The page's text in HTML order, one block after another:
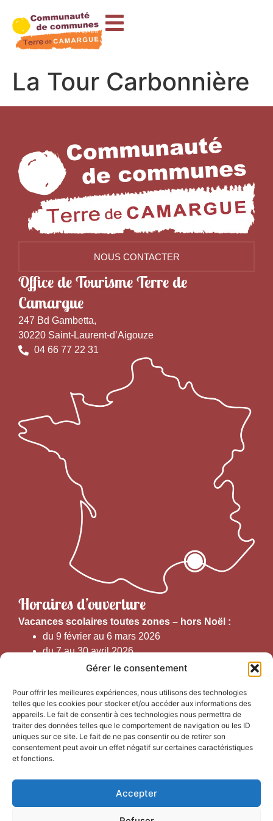
Gérer le consentement
Pour offrir les meilleures expériences, nous utilisons des technologies
telles que les cookies pour stocker et/ou accéder aux informations des
appareils. Le fait de consentir à ces technologies nous permettra de
traiter des données telles que le comportement de navigation ou les ID
uniques sur ce site. Le fait de ne pas consentir ou de retirer son
consentement peut avoir un effet négatif sur certaines caractéristiques
et fonctions.
Accepter
principal
La Tour Carbonnière
NOUS CONTACTER
Office de Tourisme Terre de
Camargue
247 Bd Gambetta,
30220 Saint-Laurent-d’Aigouze
04 66 77 22 31
Horaires d’ouverture
Vacances scolaires toutes zones – hors Noël :
du 9 février au 6 mars 2026
du 7 au 30 avril 2026
du 1er juin au 30 septembre 2026
Horaires d’ouverture au public :
Du 1er septembre au 30 juin 2026 (hors juillet et août)
du lundi au vendredi de 9h50 à 12h30 et de
Du 1er juillet au 31 août 2026